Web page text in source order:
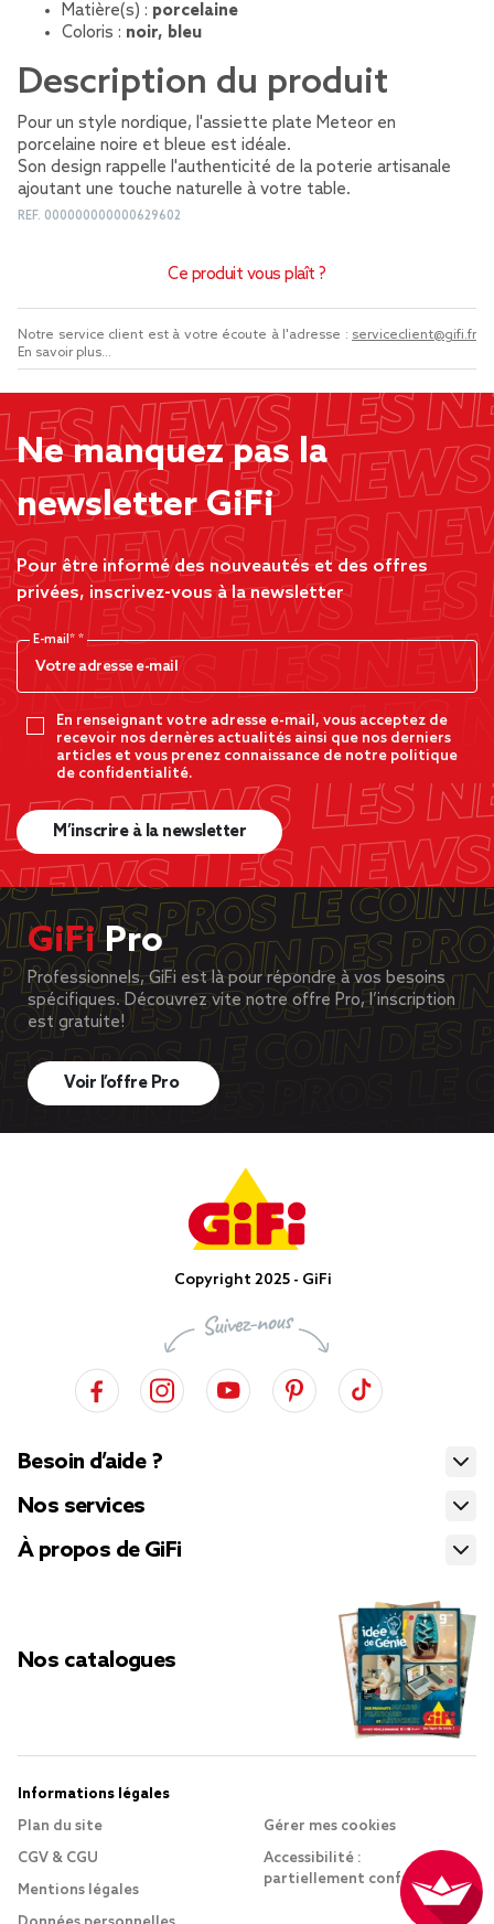
Matière(s) : porcelaine
Coloris : noir, bleu
Description du produit
Pour un style nordique, l'assiette plate Meteor en
porcelaine noire et bleue est idéale.
Son design rappelle l'authenticité de la poterie artisanale
ajoutant une touche naturelle à votre table.
REF. 000000000000629602
Ce produit vous plaît ?
Notre service client est à votre écoute à l'adresse : serviceclient@gifi.fr
En savoir plus...
Ne manquez pas la
newsletter GiFi
Pour être informé des nouveautés et des offres
privées, inscrivez-vous à la newsletter
E-mail*
En renseignant votre adresse e-mail, vous acceptez de
recevoir nos dernères actualités ainsi que nos derniers
articles et vous prenez connaissance de notre politique
de confidentialité.
M’inscrire à la newsletter
GiFiPro
Professionnels, GiFi est là pour répondre à vos besoins
spécifiques. Découvrez vite notre offre Pro, l’inscription
est gratuite!
Voir l’offre Pro
Copyright 2025 - GiFi
Besoin d’aide ?
Nos services
À propos de GiFi
Nos catalogues
Informations légales
Plan du site
CGV & CGU
Mentions légales
Gérer mes cookies
Accessibilité :
partiellement conforme